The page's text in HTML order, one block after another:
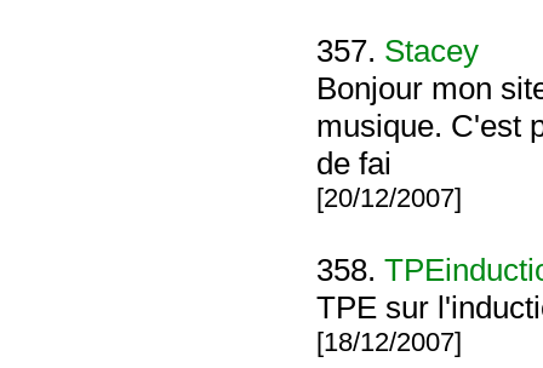
357. Stacey
Bonjour mon
musique. C'est
de fai
[20/12/2007]
358.
TPE sur
[18/12/2007]